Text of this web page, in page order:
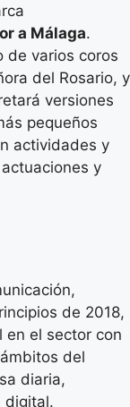
a Málaga.
de varios coros
del Rosario, y
versiones
pequeños
actividades y
y
de 2018,
en el sector con
del
diaria,
digital.